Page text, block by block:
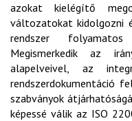
azokat kielégítő
változatokat kidolgozni
rendszer folyamatos
Megismerkedik az
alapelveivel, az
rendszerdokumentáció
szabványok
képessé válik az ISO